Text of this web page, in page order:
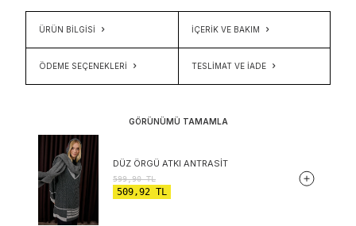
ÜRÜN BİLGİSİ İÇERIK VE BAKIM
ÖDEME SEÇENEKLERI TESLIMAT VE İADE
GÖRÜNÜMÜ TAMAMLA
DÜZ ÖRGÜ ATKI ANTRASIT
599,90TL
509,92 TL